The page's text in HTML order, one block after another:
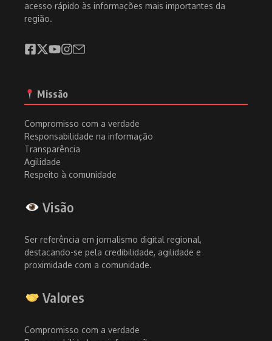
acesso rápido às informações mais importantes da
região.
Missão
Compromisso com a verdade
Responsabilidade na informação
Transparência
Agilidade
Respeito à comunidade
Visão
Ser referência em jornalismo digital regional,
destacando-se pela credibilidade, agilidade e
proximidade com a comunidade.
Valores
Compromisso com a verdade